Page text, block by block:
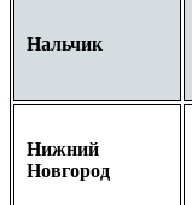
Нальчик
Нижний
Новгород